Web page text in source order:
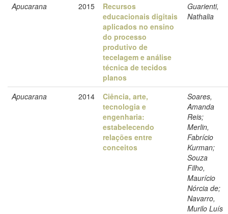
Apucarana 2015
Recursos
educacionais digitais
aplicados no ensino
do processo
produtivo de
tecelagem e análise
técnica de tecidos
planos
Guarienti,
Nathalia
Apucarana 2014
Ciência, arte,
tecnologia e
engenharia:
estabelecendo
relações entre
conceitos
Soares,
Amanda
Reis;
Merlin,
Fabrício
Kurman;
Souza
Filho,
Maurício
Nórcia de;
Navarro,
Murilo Luís